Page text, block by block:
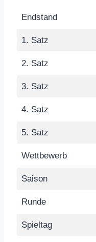
Endstand
1. Satz
2. Satz
3. Satz
4. Satz
5. Satz
Wettbewerb
Saison
Runde
Spieltag